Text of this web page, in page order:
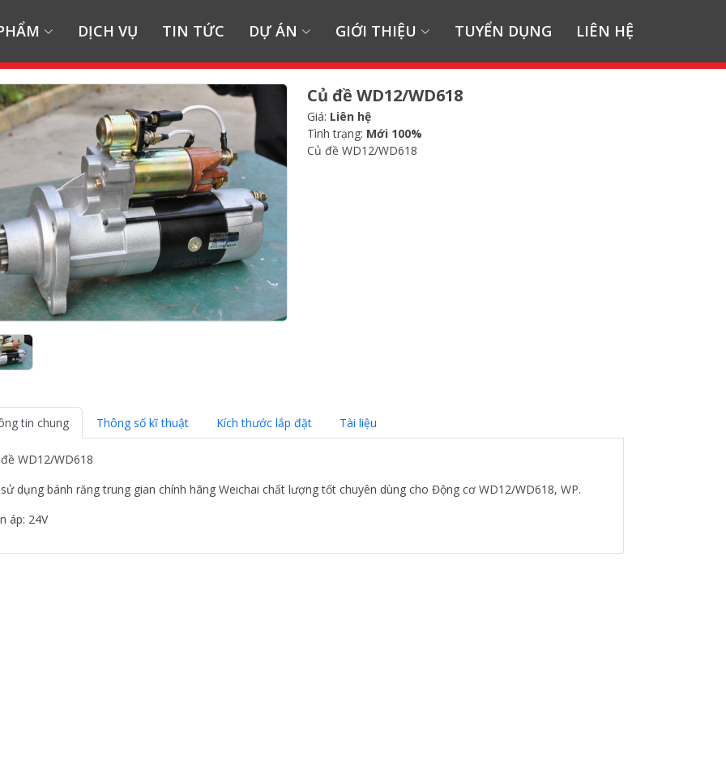
DỊCH VỤ TIN TỨC DỰ ÁN GIỚI THIỆU TUYỂN DỤNG LIÊN HỆ
Củ đề WD12/WD618
Giá: Liên hệ
Tình trạng: Mới 100%
Củ đề WD12/WD618
tin chung Thông số kĩ thuật Kích thước lắp đặt Tài liệu
WD12/WD618
dụng bánh răng trung gian chính hãng Weichai chất lượng tốt chuyên dùng cho Động cơ WD12/WD618, WP.
áp: 24V